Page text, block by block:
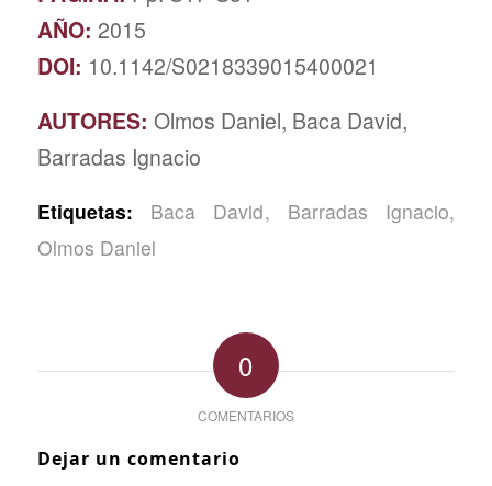
AÑO: 2015
DOI: 10.1142/S0218339015400021
AUTORES: Olmos Daniel, Baca David,
Barradas Ignacio
Etiquetas: Baca David, Barradas Ignacio,
Olmos Daniel
0
COMENTARIOS
Dejar un comentario